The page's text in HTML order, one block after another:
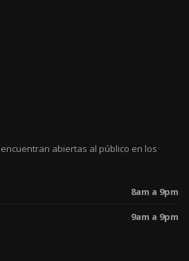
abiertas al público en los
8am a 9pm
9am a 9pm